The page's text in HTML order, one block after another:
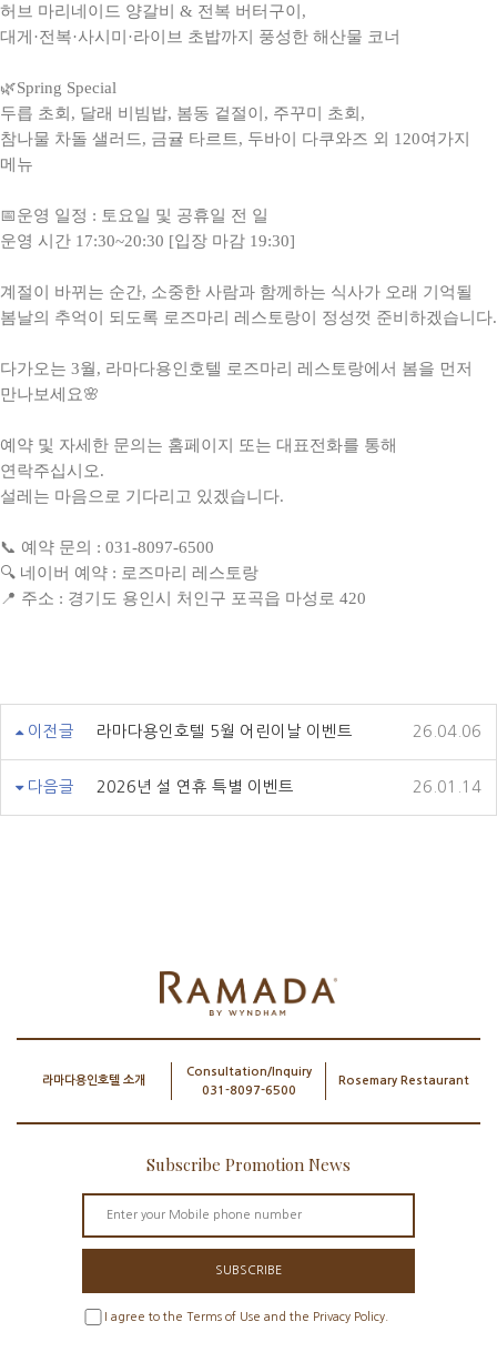
허브 마리네이드 양갈비 & 전복 버터구이,
대게·전복·사시미·라이브 초밥까지 풍성한 해산물 코너
🌿Spring Special
두릅 초회, 달래 비빔밥, 봄동 겉절이, 주꾸미 초회,
참나물 차돌 샐러드, 금귤 타르트, 두바이 다쿠와즈 외 120여가지
메뉴
📅운영 일정 : 토요일 및 공휴일 전 일
운영 시간 17:30~20:30 [입장 마감 19:30]
계절이 바뀌는 순간, 소중한 사람과 함께하는 식사가 오래 기억될
봄날의 추억이 되도록 로즈마리 레스토랑이 정성껏 준비하겠습니다.
다가오는 3월, 라마다용인호텔 로즈마리 레스토랑에서 봄을 먼저
만나보세요🌸
예약 및 자세한 문의는 홈페이지 또는 대표전화를 통해
연락주십시오.
설레는 마음으로 기다리고 있겠습니다.
📞 예약 문의 : 031-8097-6500
🔍 네이버 예약 : 로즈마리 레스토랑
📍 주소 : 경기도 용인시 처인구 포곡읍 마성로 420
이전글 라마다용인호텔 5월 어린이날 이벤트 26.04.06
다음글 2026년 설 연휴 특별 이벤트 26.01.14
라마다용인호텔 소개
Consultation/Inquiry
031-8097-6500
Rosemary Restaurant
Subscribe Promotion News
SUBSCRIBE
I agree to the Terms of Use and the Privacy Policy.